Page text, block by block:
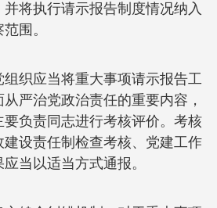
将执行请示报告制度情况纳入
围。
织应当将重大事项请示报告工
严治党政治责任的重要内容，
负责同志进行考核评价。考核
设责任制检查考核、党建工作
当以适当方式通报。